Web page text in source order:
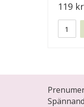
119 kr